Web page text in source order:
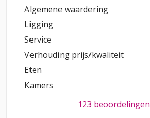
Algemene waardering
Ligging
Service
Verhouding prijs/kwaliteit
Eten
Kamers
123 beoordelingen